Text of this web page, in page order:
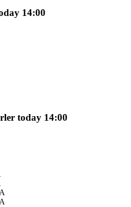
komisyonlarının tadını çıkarın
14:00
today 14:00